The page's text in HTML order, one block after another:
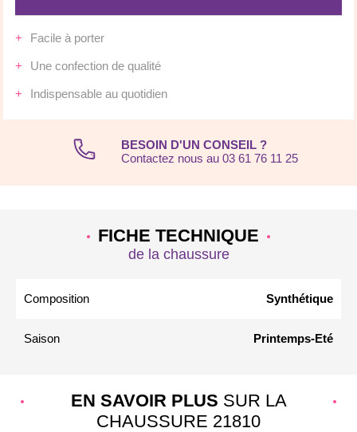
Facile à porter
Une confection de qualité
Indispensable au quotidien
BESOIN D'UN CONSEIL ?
Contactez nous au 03 61 76 11 25
FICHE TECHNIQUE
de la chaussure
Composition Synthétique
Saison Printemps-Eté
EN SAVOIR PLUS SUR LA
CHAUSSURE 21810